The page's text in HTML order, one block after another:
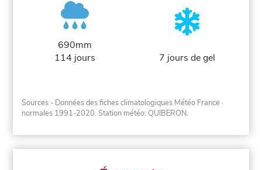
690mm
114 jours
7 jours de gel
Sources - Données des fiches climatologiques Météo France ·
normales 1991-2020. Station météo: QUIBERON.